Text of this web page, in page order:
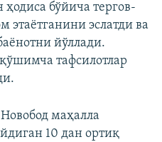
бўйича тергов-
эслатди ва
йўллади.
тафсилотлар
маҳалла
10 дан ортиқ